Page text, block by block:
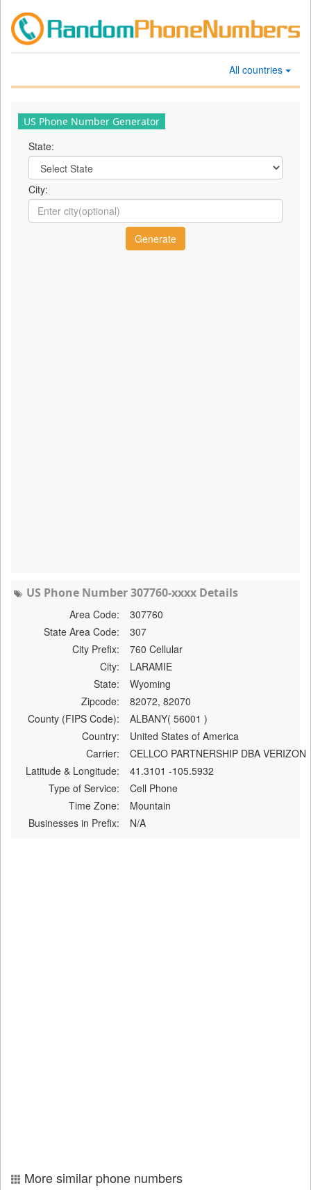
All countries
US Phone Number Generator
State:
City:
US Phone Number 307760-xxxx Details
Area Code:
307760
State Area Code:
307
City Prefix:
760 Cellular
City:
LARAMIE
State:
Wyoming
Zipcode:
82072, 82070
County (FIPS Code):
ALBANY( 56001 )
Country:
United States of America
Carrier:
CELLCO PARTNERSHIP DBA VERIZON
Latitude & Longitude:
41.3101 -105.5932
Type of Service:
Cell Phone
Time Zone:
Mountain
Businesses in Prefix:
N/A
More similar phone numbers